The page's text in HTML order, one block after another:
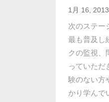
1月 16, 2013
次のステー
最も普及し
クの監視、
っていただ
験のない方
かり学んで